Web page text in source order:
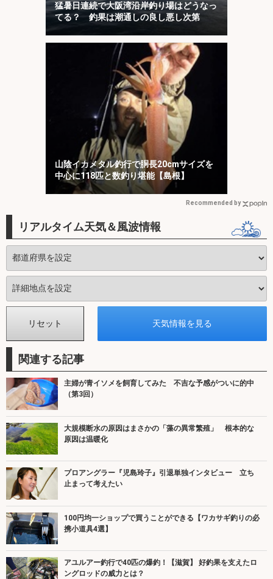
猛暑日連続で大阪湾沿岸釣り場はどうなっ
てる？ 釣果は潮通しの良し悪し次第
山陰イカメタル釣行で胴長20cmサイズを
中心に118匹と数釣り堪能【島根】
Recommended by
リアルタイム天気＆風波情報
関連する記事
主婦が青イソメを飼育してみた 不吉な予感がついに的中
（第3回）
大規模断水の原因はまさかの「藻の異常繁殖」 根本的な
原因は温暖化
プロアングラー『児島玲子』引退単独インタビュー 立ち
止まって考えたい
100円均一ショップで買うことができる【ワカサギ釣りの必
携小道具4選】
アユルアー釣行で40匹の爆釣！【滋賀】 好釣果を支えたロ
ングロッドの威力とは？